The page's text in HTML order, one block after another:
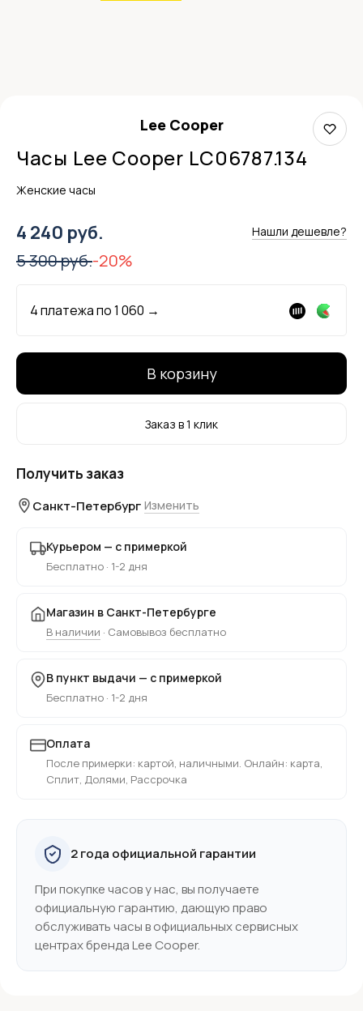
Lee Cooper
Часы Lee Cooper LC06787.134
Женские часы
4 240 руб. Нашли дешевле?
5 300 руб.-20%
4 платежа по1 060 →
В корзину
Заказ в 1 клик
Получить заказ
Санкт-Петербург Изменить
Курьером — с примеркой
Бесплатно · 1-2 дня
Магазин в Санкт-Петербурге
В наличии · Самовывоз бесплатно
В пункт выдачи — с примеркой
Бесплатно · 1-2 дня
Оплата
После примерки: картой, наличными. Онлайн: карта,
Сплит, Долями, Рассрочка
2 года официальной гарантии
При покупке часов у нас, вы получаете
официальную гарантию, дающую право
обслуживать часы в официальных сервисных
центрах бренда Lee Cooper.